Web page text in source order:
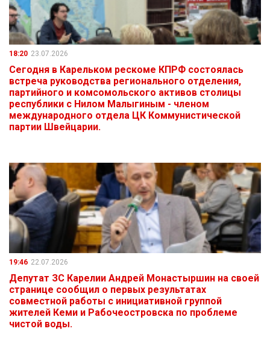
18:20 23.07.2026
Сегодня в Карельком рескоме КПРФ состоялась
встреча руководства регионального отделения,
партийного и комсомольского активов столицы
республики с Нилом Малыгиным - членом
международного отдела ЦК Коммунистической
партии Швейцарии.
19:46 22.07.2026
Депутат ЗС Карелии Андрей Монастыршин на своей
странице сообщил о первых результатах
совместной работы с инициативной группой
жителей Кеми и Рабочеостровска по проблеме
чистой воды.